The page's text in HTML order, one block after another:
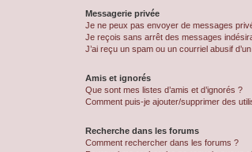
Messagerie privée
Je ne peux pas envoyer de messages
Je reçois sans arrêt des messages
J’ai reçu un spam ou un courriel abusif
Amis et ignorés
Que sont mes listes d’amis et d’ignorés ?
Comment puis-je ajouter/supprimer des
Recherche dans les forums
Comment rechercher dans les forums ?